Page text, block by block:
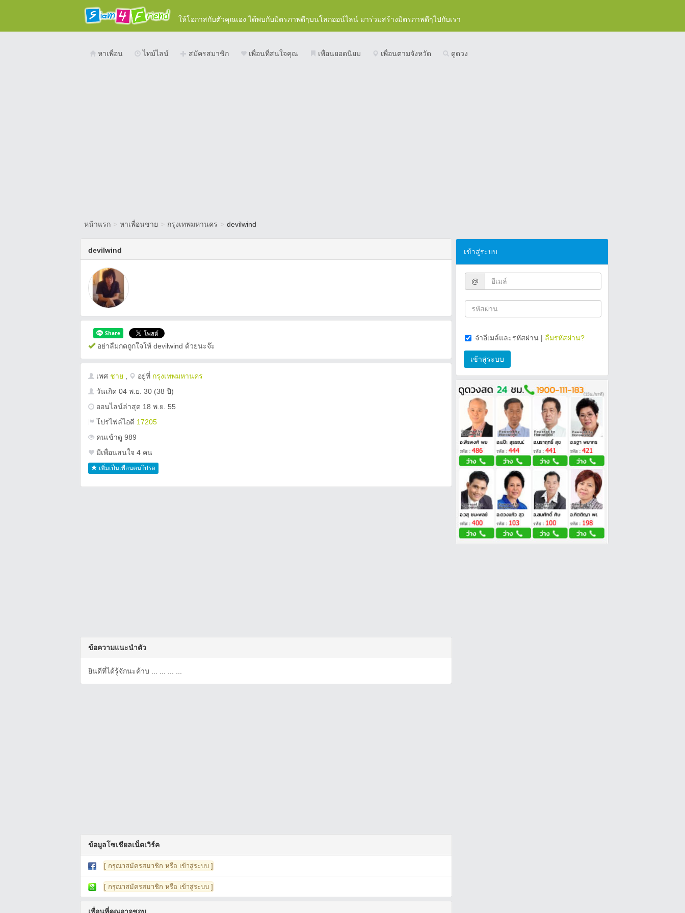
ให้โอกาสกับตัวคุณเอง ได้พบกับมิตรภาพดีๆบนโลกออน์ไลน์ มาร่วมสร้างมิตรภาพดีๆไปกับเรา
หาเพื่อน ไทม์ไลน์ สมัครสมาชิก เพื่อนที่สนใจคุณ เพื่อนยอดนิยม เพื่อนตามจังหวัด ดูดวง
หน้าแรก > หาเพื่อนชาย > กรุงเทพมหานคร > devilwind
devilwind
อย่าลืมกดถูกใจให้ devilwind ด้วยนะจ๊ะ
เพศ ชาย อยู่ที่ กรุงเทพมหานคร
วันเกิด 04 พ.ย. 30 (38 ปี)
ออนไลน์ล่าสุด 18 พ.ย. 55
โปรไฟล์ไอดี 17205
คนเข้าดู 989
มีเพื่อนสนใจ 4 คน
เพิ่มเป็นเพื่อนคนโปรด
ข้อความแนะนำตัว
ยินดีที่ได้รู้จักนะค้าบ ... ... ... ...
ข้อมูลโซเชียลเน็ตเวิร์ค
[ กรุณาสมัครสมาชิก หรือ เข้าสู่ระบบ ]
[ กรุณาสมัครสมาชิก หรือ เข้าสู่ระบบ ]
เข้าสู่ระบบ
@
จำอีเมล์และรหัสผ่าน | ลืมรหัสผ่าน?
เข้าสู่ระบบ